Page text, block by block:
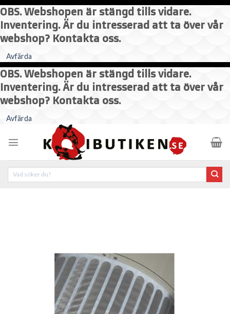
OBS. Webshopen är stängd tills vidare.
Inventering. Är du intresserad att ta över vår
webshop? Kontakta oss.
Avfärda
OBS. Webshopen är stängd tills vidare.
Inventering. Är du intresserad att ta över vår
webshop? Kontakta oss.
Avfärda
content